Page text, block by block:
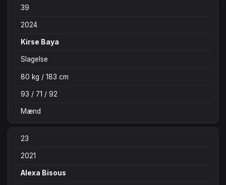
39
2024
Kirse Baya
Slagelse
80 kg / 183 cm
93 / 71 / 92
Mænd
23
2021
Alexa Bisous